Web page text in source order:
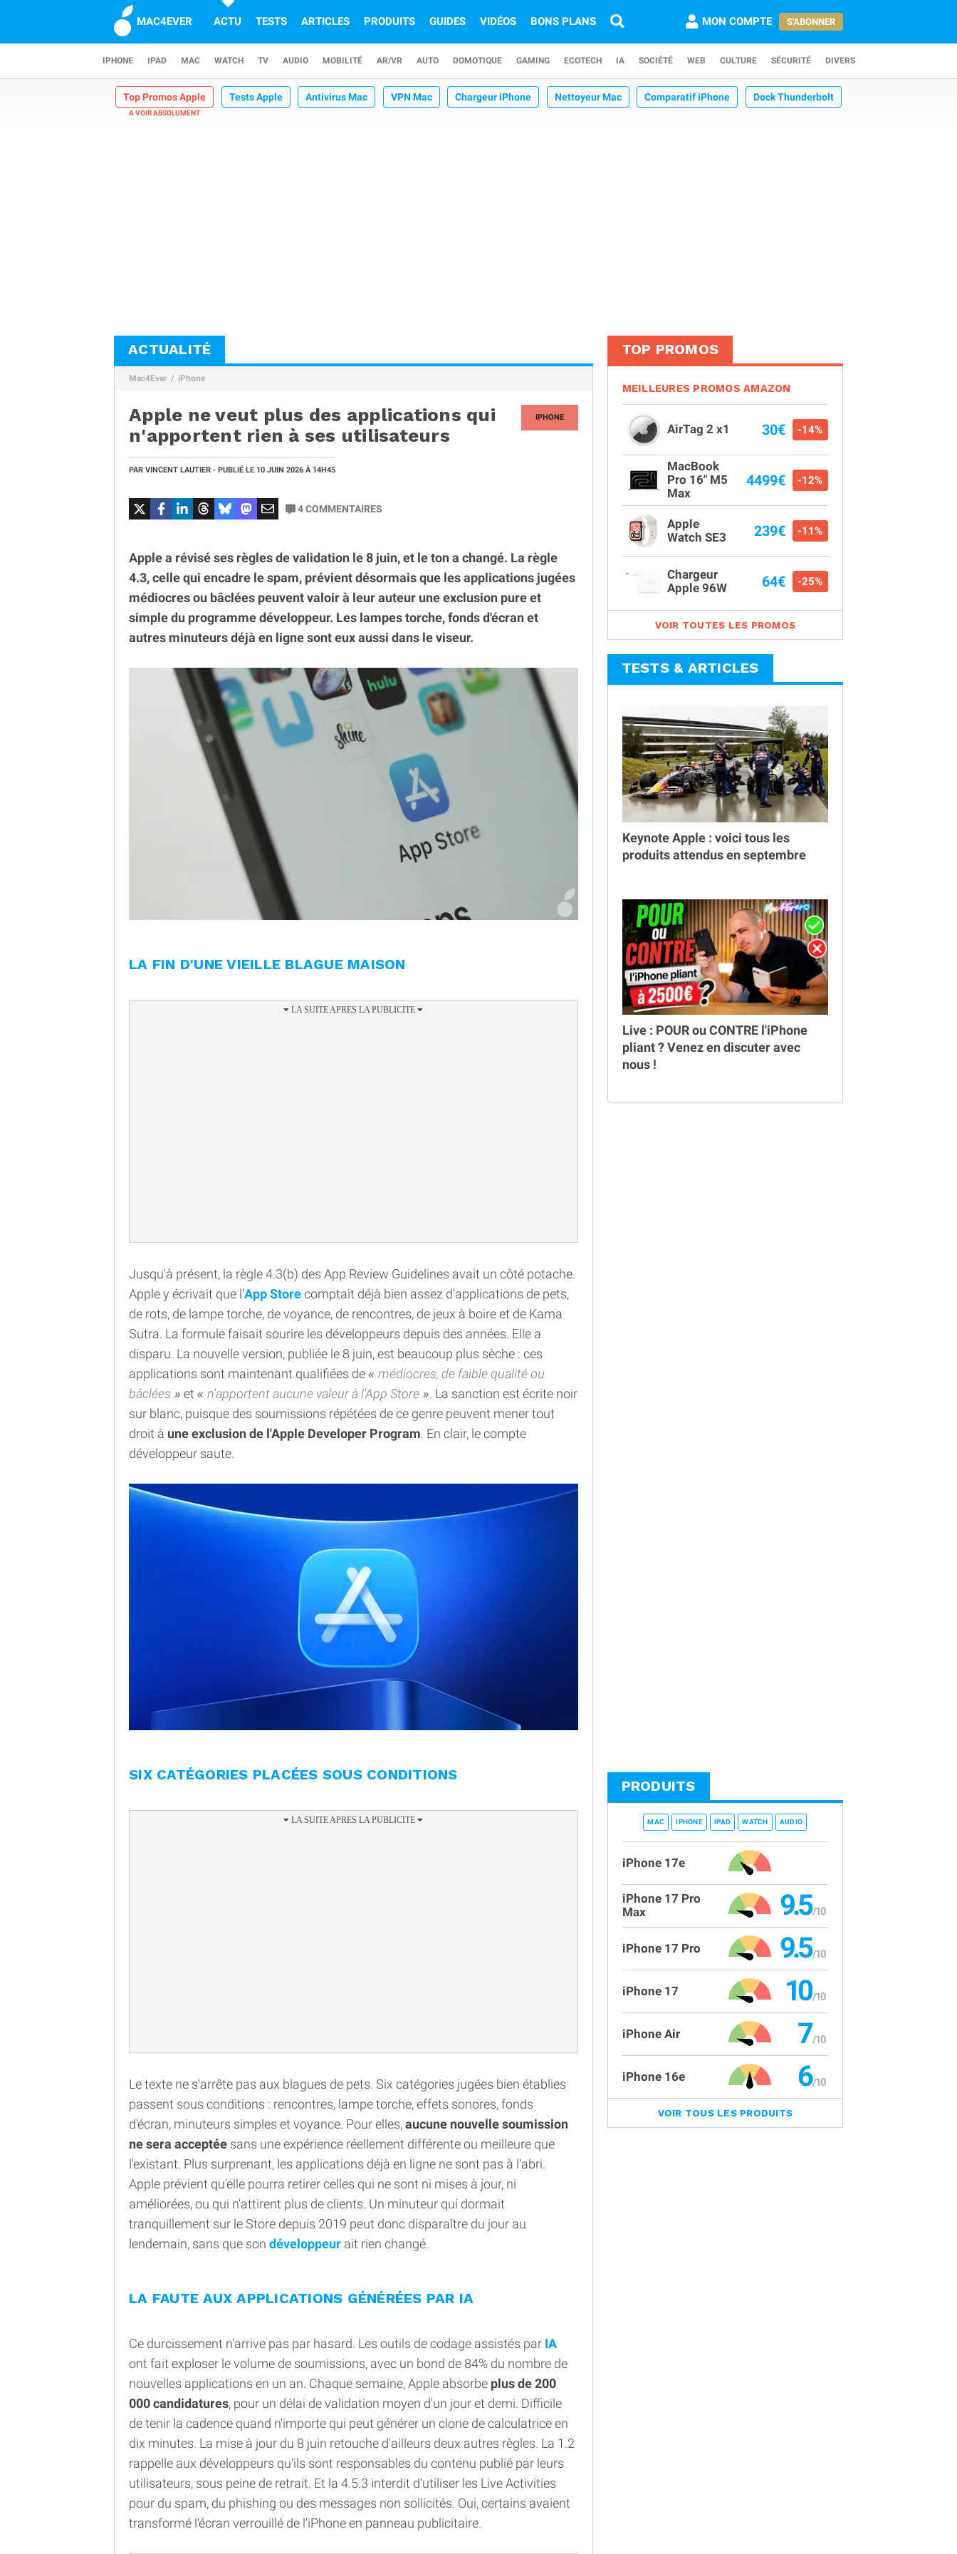
MAC4EVER ACTU TESTS ARTICLES PRODUITS GUIDES VIDÉOS BONS PLANS MON COMPTE S'ABONNER
IPHONE IPAD MAC WATCH TV AUDIO MOBILITÉ AR/VR AUTO DOMOTIQUE GAMING ECOTECH IA SOCIÉTÉ WEB CULTURE SÉCURITÉ DIVERS
Top Promos Apple Tests Apple Antivirus Mac VPN Mac Chargeur iPhone Nettoyeur Mac Comparatif iPhone Dock Thunderbolt
ACTUALITÉ
Mac4Ever iPhone
IPHONE
Apple ne veut plus des applications qui
n'apportent rien à ses utilisateurs
PAR VINCENT LAUTIER - PUBLIÉ LE 10 JUIN 2026 À 14H45
4COMMENTAIRES
Apple a révisé ses règles de validation le 8 juin, et le ton a changé. La règle
4.3, celle qui encadre le spam, prévient désormais que les applications jugées
médiocres ou bâclées peuvent valoir à leur auteur une exclusion pure et
simple du programme développeur. Les lampes torche, fonds d'écran et
autres minuteurs déjà en ligne sont eux aussi dans le viseur.
LA FIN D'UNE VIEILLE BLAGUE MAISON
Jusqu'à présent, la règle 4.3(b) des App Review Guidelines avait un côté potache.
Apple y écrivait que l'App Storecomptait déjà bien assez d'applications de pets,
de rots, de lampe torche, de voyance, de rencontres, de jeux à boire et de Kama
Sutra. La formule faisait sourire les développeurs depuis des années. Elle a
disparu. La nouvelle version, publiée le 8 juin, est beaucoup plus sèche : ces
applications sont maintenant qualifiées de
médiocres, de faible qualité ou
bâclées
et n'apportent aucune valeur à l'App Store
. La sanction est écrite noir
sur blanc, puisque des soumissions répétées de ce genre peuvent mener tout
droit à une exclusion de l'Apple Developer Program. En clair, le compte
développeur saute.
SIX CATÉGORIES PLACÉES SOUS CONDITIONS
Le texte ne s'arrête pas aux blagues de pets. Six catégories jugées bien établies
passent sous conditions : rencontres, lampe torche, effets sonores, fonds
d'écran, minuteurs simples et voyance. Pour elles,aucune nouvelle soumission
ne sera acceptée sans une expérience réellement différente ou meilleure que
l'existant. Plus surprenant, les applications déjà en ligne ne sont pas à l'abri.
Apple prévient qu'elle pourra retirer celles qui ne sont ni mises à jour, ni
améliorées, ou qui n'attirent plus de clients. Un minuteur qui dormait
tranquillement sur le Store depuis 2019 peut donc disparaître du jour au
lendemain, sans que son développeur ait rien changé.
LA FAUTE AUX APPLICATIONS GÉNÉRÉES PAR IA
Ce durcissement n'arrive pas par hasard. Les outils de codage assistés par IA
ont fait exploser le volume de soumissions, avec un bond de 84% du nombre de
nouvelles applications en un an. Chaque semaine, Apple absorbe plus de 200
000 candidatures, pour un délai de validation moyen d'un jour et demi. Difficile
de tenir la cadence quand n'importe qui peut générer un clone de calculatrice en
dix minutes. La mise à jour du 8 juin retouche d'ailleurs deux autres règles. La 1.2
rappelle aux développeurs qu'ils sont responsables du contenu publié par leurs
utilisateurs, sous peine de retrait. Et la 4.5.3 interdit d'utiliser les Live Activities
pour du spam, du phishing ou des messages non sollicités. Oui, certains avaient
transformé l'écran verrouillé de l'iPhone en panneau publicitaire.
TOP PROMOS
MEILLEURES PROMOS AMAZON
AirTag 2 x1 30€ -14%
MacBook
Pro 16" M5
Max
4499€ -12%
Apple
Watch SE3
239€ -11%
Chargeur
Apple 96W
64€ -25%
VOIR TOUTES LES PROMOS
TESTS & ARTICLES
Keynote Apple : voici tous les
produits attendus en septembre
Live : POUR ou CONTRE l'iPhone
pliant ? Venez en discuter avec
nous !
PRODUITS
MAC IPHONE IPAD WATCH AUDIO
iPhone 17e
iPhone 17 Pro
Max
9.5
iPhone 17 Pro 9.5
iPhone 17 10
iPhone Air 7
iPhone 16e 6
VOIR TOUS LES PRODUITS